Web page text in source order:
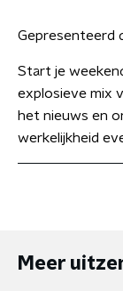
Gepresenteerd
Start je
explosieve mix
het nieuws en
werkelijkheid
Meer